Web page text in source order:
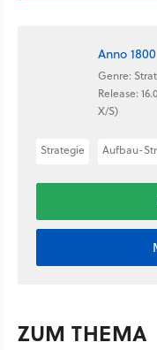
Anno 1800
Genre:
Release:
X/S)
Strategie Aufbau-
ZUM THEMA